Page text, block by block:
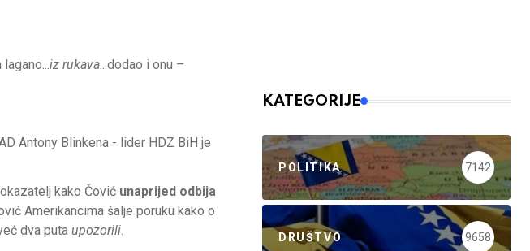
iz rukava...dodao i onu –
Antony Blinkena - lider HDZ BiH je
kako Čović unaprijed odbija
Amerikancima šalje poruku kako o
dva puta upozorili.
KATEGORIJE
POLITIKA 7142
DRUŠTVO 9658